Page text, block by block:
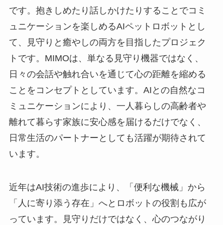
です。抱きしめたり話しかけたりすることでコミ
ュニケーションを楽しめるAIペットロボットとし
て、見守りと癒やしの両方を目指したプロジェク
トです。MIMOは、単なる見守り機器ではなく、
日々の会話や触れ合いを通じて心の距離を縮める
ことをコンセプトとしています。AIとの自然なコ
ミュニケーションにより、一人暮らしの高齢者や
離れて暮らす家族に安心感を届けるだけでなく、
日常生活のパートナーとしても活躍が期待されて
います。
近年はAI技術の進歩により、「便利な機械」から
「人に寄り添う存在」へとロボットの役割も広が
っています。見守りだけではなく、心のつながり